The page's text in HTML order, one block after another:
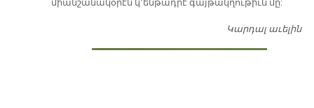
միանշանակօրէն կ՚ենթադրէ գայթակղութիւն մը:
Կարդալ աւելին